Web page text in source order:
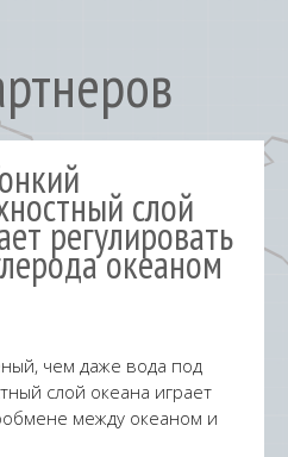
слой
регулировать
океаном
чем даже вода под
слой океана играет
между океаном и